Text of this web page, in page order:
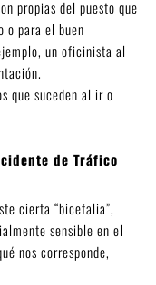
propias del puesto que
o para el buen
un oficinista al
que suceden al ir o
de Tráfico
cierta “bicefalia”,
sensible en el
nos corresponde,